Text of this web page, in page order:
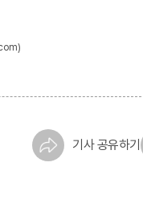
기사 공유하기